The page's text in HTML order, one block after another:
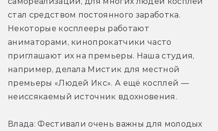
стал средством постоянного заработка.
Некоторые косплееры работают
аниматорами, кинопрокатчики часто
приглашают их на премьеры. Наша студия,
например, делала Мистик для местной
премьеры «Людей Икс». А ещё косплей —
неиссякаемый источник вдохновения.
Влада: Фестивали очень важны для молодых